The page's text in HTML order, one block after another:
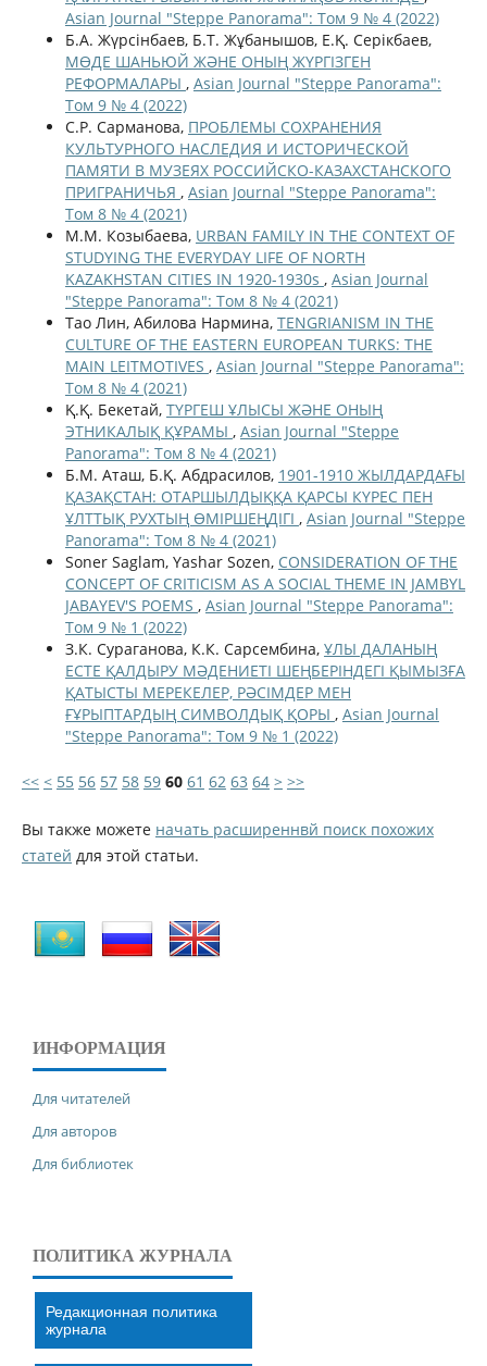
Asian Journal "Steppe Panorama": Том 9 № 4 (2022)
Б.А. Жүрсінбаев, Б.Т. Жұбанышов, Е.Қ. Серікбаев,
МӨДЕ ШАНЬЮЙ ЖӘНЕ ОНЫҢ ЖҮРГІЗГЕН
РЕФОРМАЛАРЫ , Asian Journal "Steppe Panorama":
Том 9 № 4 (2022)
С.Р. Сарманова, ПРОБЛЕМЫ СОХРАНЕНИЯ
КУЛЬТУРНОГО НАСЛЕДИЯ И ИСТОРИЧЕСКОЙ
ПАМЯТИ В МУЗЕЯХ РОССИЙСКО-КАЗАХСТАНСКОГО
ПРИГРАНИЧЬЯ , Asian Journal "Steppe Panorama":
Том 8 № 4 (2021)
М.М. Козыбаева, URBAN FAMILY IN THE CONTEXT OF
STUDYING THE EVERYDAY LIFE OF NORTH
KAZAKHSTAN CITIES IN 1920-1930s , Asian Journal
"Steppe Panorama": Том 8 № 4 (2021)
Тао Лин, Абилова Нармина, TENGRIANISM IN THE
CULTURE OF THE EASTERN EUROPEAN TURKS: THE
MAIN LEITMOTIVES , Asian Journal "Steppe Panorama":
Том 8 № 4 (2021)
Қ.Қ. Бекетай, ТҮРГЕШ ҰЛЫСЫ ЖӘНЕ ОНЫҢ
ЭТНИКАЛЫҚ ҚҰРАМЫ , Asian Journal "Steppe
Panorama": Том 8 № 4 (2021)
Б.М. Аташ, Б.Қ. Абдрасилов, 1901-1910 ЖЫЛДАРДАҒЫ
ҚАЗАҚСТАН: ОТАРШЫЛДЫҚҚА ҚАРСЫ КҮРЕС ПЕН
ҰЛТТЫҚ РУХТЫҢ ӨМІРШЕҢДІГІ , Asian Journal "Steppe
Panorama": Том 8 № 4 (2021)
Soner Saglam, Yashar Sozen, CONSIDERATION OF THE
CONCEPT OF CRITICISM AS A SOCIAL THEME IN JAMBYL
JABAYEV'S POEMS , Asian Journal "Steppe Panorama":
Том 9 № 1 (2022)
З.К. Сураганова, К.К. Сарсембина, ҰЛЫ ДАЛАНЫҢ
ЕСТЕ ҚАЛДЫРУ МӘДЕНИЕТІ ШЕҢБЕРІНДЕГІ ҚЫМЫЗҒА
ҚАТЫСТЫ МЕРЕКЕЛЕР, РӘСІМДЕР МЕН
ҒҰРЫПТАРДЫҢ СИМВОЛДЫҚ ҚОРЫ , Asian Journal
"Steppe Panorama": Том 9 № 1 (2022)
<< < 55 56 57 58 59 60 61 62 63 64 > >>
Вы также можете начать расширеннвй поиск похожих
статей для этой статьи.
ИНФОРМАЦИЯ
Для читателей
Для авторов
Для библиотек
ПОЛИТИКА ЖУРНАЛА
Редакционная политика
журнала